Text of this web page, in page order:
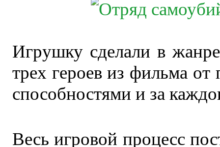
Игрушку сделали в
трех героев из фильма
способностями и за
Весь игровой процесс